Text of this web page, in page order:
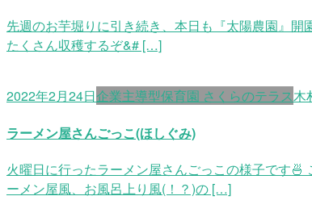
先週のお芋堀りに引き続き、本日も『太陽農園』
たくさん収穫するぞ&# […]
2022年2月24日企業主導型保育園 さくらのテラス木
ラーメン屋さんごっこ(ほしぐみ)
火曜日に行ったラーメン屋さんごっこの様子です
ーメン屋風、お風呂上り風(！？)の […]